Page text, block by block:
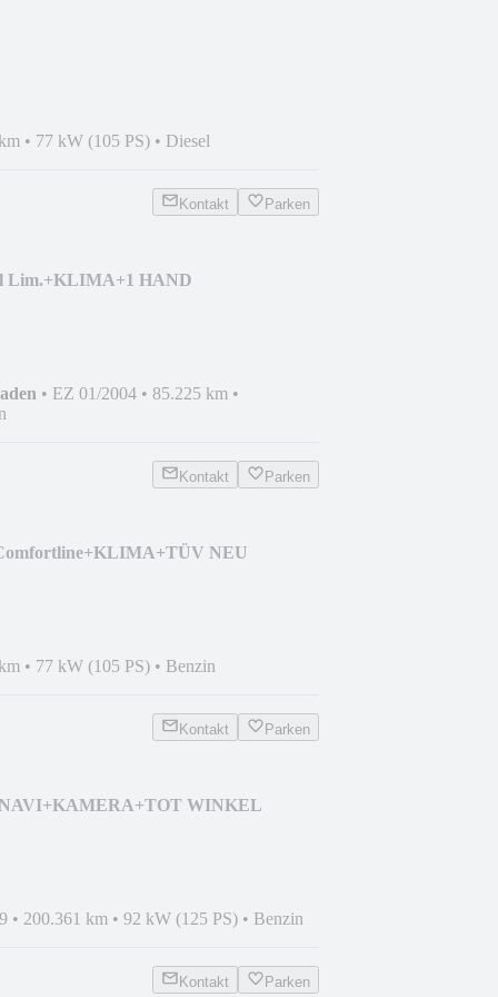
• 77 kW (105 PS) • Diesel
Kontakt Parken
Lim.+KLIMA+1 HAND
• EZ 01/2004 • 85.225 km •
Kontakt Parken
NEU
• 77 kW (105 PS) • Benzin
Kontakt Parken
WINKEL
• 200.361 km • 92 kW (125 PS) • Benzin
Kontakt Parken